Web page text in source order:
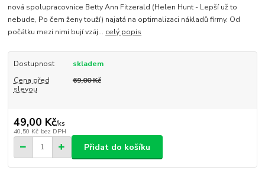
nová spolupracovnice Betty Ann Fitzerald (Helen Hunt - Lepší už to
nebude, Po čem ženy touží) najatá na optimalizaci nákladů firmy. Od
počátku mezi nimi bují vzáj... celý popis
Dostupnost
skladem
Cena před
slevou
69,00 Kč
49,00 Kč/ks
40,50 Kč bez DPH
Přidat do košíku